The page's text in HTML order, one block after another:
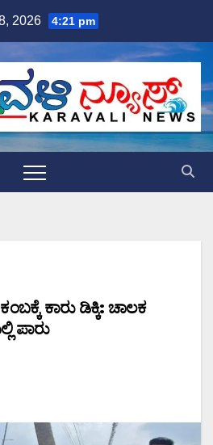
2026 4:21 pm
ಕಾರು ಡಿಕ್ಕಿ: ಚಾಲಕ
ಪಾರು